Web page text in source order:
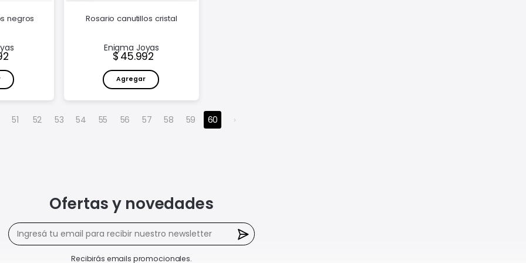
negros Rosario canutillos cristal
Enigma Joyas
Precio:
45.992
Agregar
51 52 53 54 55 56 57 58 59 60 ›
Ofertas y novedades
Recibirás emails promocionales.